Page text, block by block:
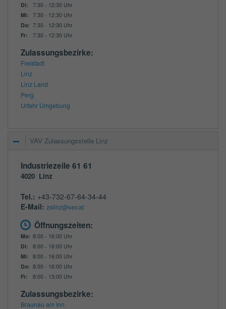
Di:
7:30 - 12:30 Uhr
Mi: 7:30 - 12:30 Uhr
Do: 7:30 - 12:30 Uhr
Fr:
7:30 - 12:30 Uhr
Zulassungsbezirke:
Freistadt
Linz
Linz Land
Perg
Urfahr Umgebung
VAV Zulassungsstelle Linz
Industriezeile 61 61
4020 Linz
Tel.: +43-732-67-64-34-44
E-Mail: zslinz@vav.at
Öffnungszeiten:
Mo: 8:00 - 16:00 Uhr
Di:
8:00 - 16:00 Uhr
Mi: 8:00 - 16:00 Uhr
Do: 8:00 - 16:00 Uhr
Fr:
8:00 - 13:00 Uhr
Zulassungsbezirke:
Braunau am Inn